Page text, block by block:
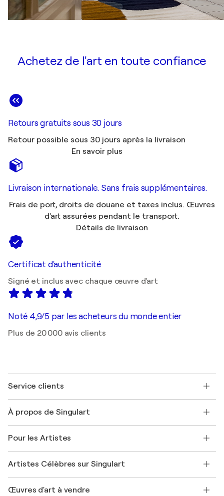
Achetez de l'art en toute confiance
Retours gratuits sous 30 jours
Retour possible sous 30 jours après la livraison
En savoir plus
Livraison internationale. Sans frais supplémentaires.
Frais de port, droits de douane et taxes inclus. Œuvres
d'art assurées pendant le transport.
Détails de livraison
Certificat d'authenticité
Signé et inclus avec chaque œuvre d'art
Noté 4,9/5 par les acheteurs du monde entier
Plus de 20 000 avis clients
Service clients
Expédition
Offrir une carte cadeau
Rejoignez notre programme commercial
Mon compte
+33 1 76 44 06 42
À propos de Singulart
FAQ
Magazine Singulart
Emplois
Découvrez une sélection d'art original
Pour les Artistes
Se connecter en tant qu'Artiste
Artistes Célèbres sur Singulart
Marc Chagall
Œuvres d'art à vendre